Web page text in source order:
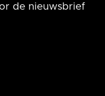
de nieuwsbrief